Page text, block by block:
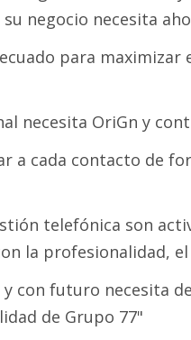
negocio necesita
para
necesita OriGn y
a cada contacto de
telefónica son
la profesionalidad,
con futuro necesita
de Grupo 77"